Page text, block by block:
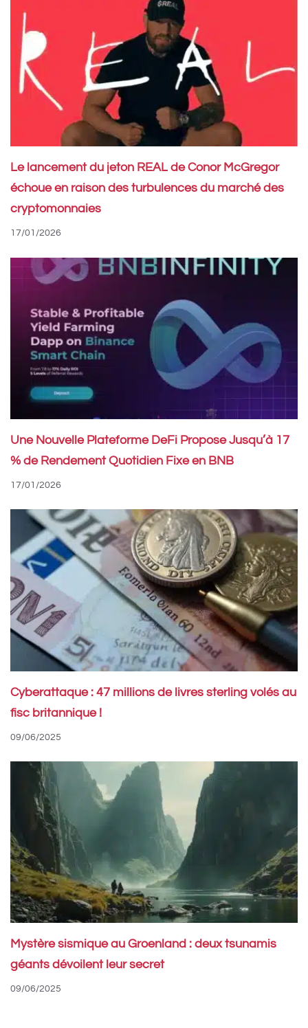
Le lancement du jeton REAL de Conor McGregor
échoue en raison des turbulences du marché des
cryptomonnaies
17/01/2026
Une Nouvelle Plateforme DeFi Propose Jusqu’à 17
% de Rendement Quotidien Fixe en BNB
17/01/2026
Cyberattaque : 47 millions de livres sterling volés au
fisc britannique !
09/06/2025
Mystère sismique au Groenland : deux tsunamis
géants dévoilent leur secret
09/06/2025